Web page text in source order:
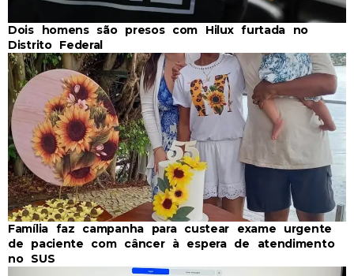
Dois homens são presos com Hilux furtada no
Distrito Federal
Família faz campanha para custear exame urgente
de paciente com câncer à espera de atendimento
no SUS